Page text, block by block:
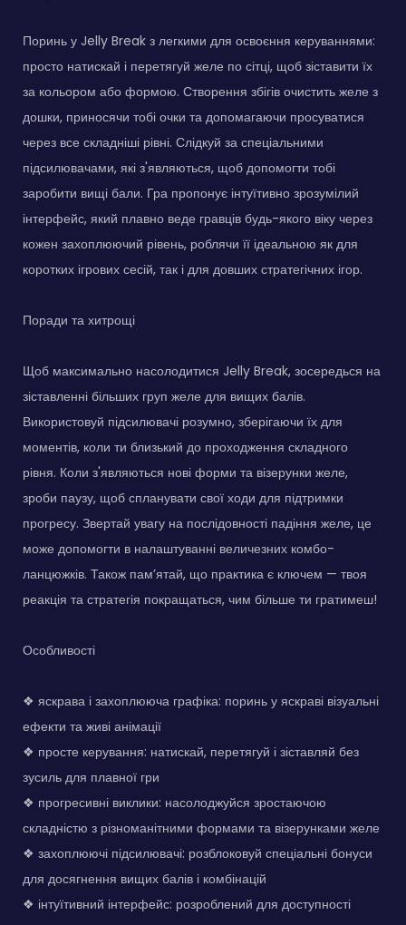
Поринь у Jelly Break з легкими для освоєння керуваннями:
просто натискай і перетягуй желе по сітці, щоб зіставити їх
за кольором або формою. Створення збігів очистить желе з
дошки, приносячи тобі очки та допомагаючи просуватися
через все складніші рівні. Слідкуй за спеціальними
підсилювачами, які з'являються, щоб допомогти тобі
заробити вищі бали. Гра пропонує інтуїтивно зрозумілий
інтерфейс, який плавно веде гравців будь-якого віку через
кожен захоплюючий рівень, роблячи її ідеальною як для
коротких ігрових сесій, так і для довших стратегічних ігор.
Поради та хитрощі
Щоб максимально насолодитися Jelly Break, зосередься на
зіставленні більших груп желе для вищих балів.
Використовуй підсилювачі розумно, зберігаючи їх для
моментів, коли ти близький до проходження складного
рівня. Коли з'являються нові форми та візерунки желе,
зроби паузу, щоб спланувати свої ходи для підтримки
прогресу. Звертай увагу на послідовності падіння желе, це
може допомогти в налаштуванні величезних комбо-
ланцюжків. Також пам’ятай, що практика є ключем — твоя
реакція та стратегія покращаться, чим більше ти гратимеш!
Особливості
❖ яскрава і захоплююча графіка: поринь у яскраві візуальні
ефекти та живі анімації
❖ просте керування: натискай, перетягуй і зіставляй без
зусиль для плавної гри
❖ прогресивні виклики: насолоджуйся зростаючою
складністю з різноманітними формами та візерунками желе
❖ захоплюючі підсилювачі: розблоковуй спеціальні бонуси
для досягнення вищих балів і комбінацій
❖ інтуїтивний інтерфейс: розроблений для доступності